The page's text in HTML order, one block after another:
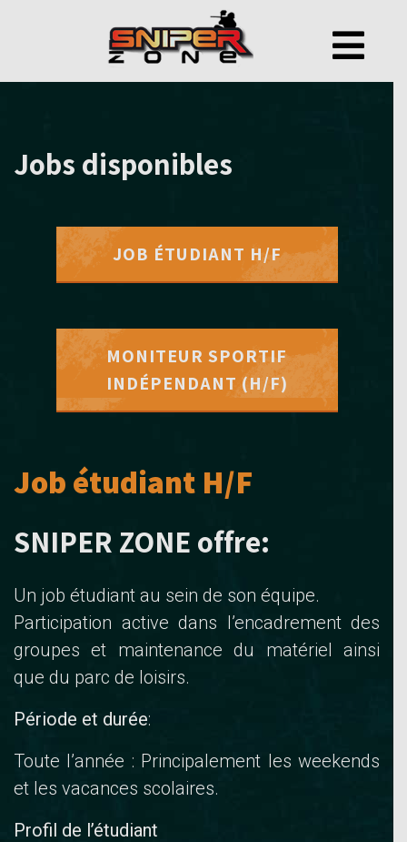
Jobs disponibles
JOB ÉTUDIANT H/F
MONITEUR SPORTIF
INDÉPENDANT (H/F)
Job étudiant H/F
SNIPER ZONE offre:
Un job étudiant au sein de son équipe.
Participation active dans l’encadrement des
groupes et maintenance du matériel ainsi
que du parc de loisirs.
Période et durée:
Toute l’année : Principalement les weekends
et les vacances scolaires.
Profil de l’étudiant